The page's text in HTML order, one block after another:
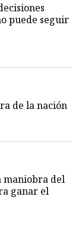
puede seguir
de la nación
maniobra del
ganar el